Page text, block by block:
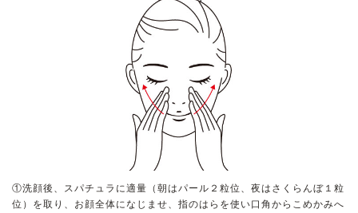
プロダクトライン TOP
くすみ
シミ・そばかす ゆるみ・ハリ
①洗顔後、スパチュラに適量（朝はパール２粒位、夜はさくらんぼ１粒
位）を取り、お顔全体になじませ、指のはらを使い口角からこめかみへ